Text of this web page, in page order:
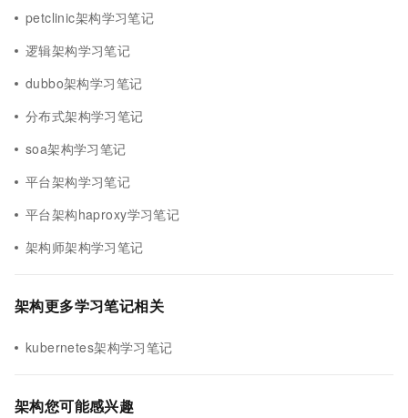
petclinic架构学习笔记
逻辑架构学习笔记
dubbo架构学习笔记
分布式架构学习笔记
soa架构学习笔记
平台架构学习笔记
平台架构haproxy学习笔记
架构师架构学习笔记
架构更多学习笔记相关
kubernetes架构学习笔记
架构您可能感兴趣